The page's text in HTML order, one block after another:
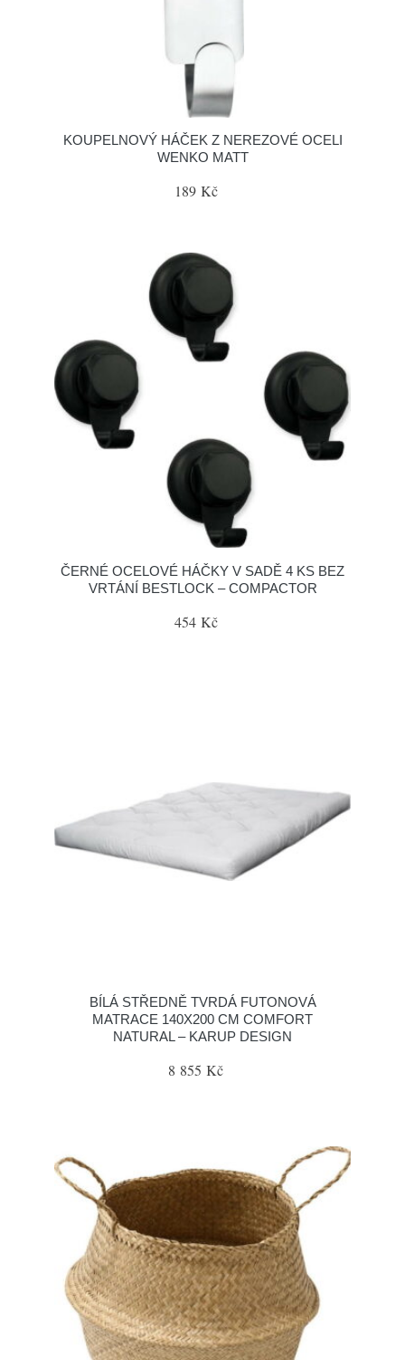
KOUPELNOVÝ HÁČEK Z NEREZOVÉ OCELI
WENKO MATT
189 Kč
ČERNÉ OCELOVÉ HÁČKY V SADĚ 4 KS BEZ
VRTÁNÍ BESTLOCK – COMPACTOR
454 Kč
BÍLÁ STŘEDNĚ TVRDÁ FUTONOVÁ
MATRACE 140X200 CM COMFORT
NATURAL – KARUP DESIGN
8 855 Kč